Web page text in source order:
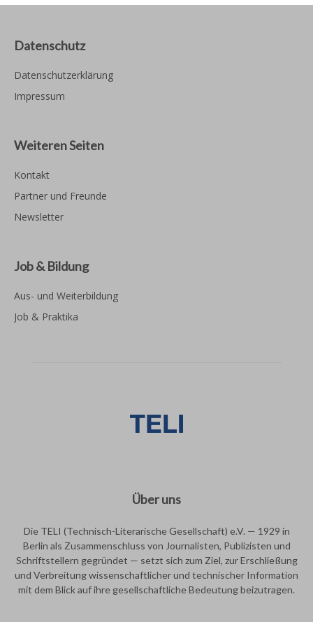
Datenschutz
Datenschutzerklärung
Impressum
Weiteren Seiten
Kontakt
Partner und Freunde
Newsletter
Job & Bildung
Aus- und Weiterbildung
Job & Praktika
Über uns
Die TELI (Technisch-Literarische Gesellschaft) e.V. — 1929 in
Berlin als Zusammenschluss von Journalisten, Publizisten und
Schriftstellern gegründet — setzt sich zum Ziel, zur Erschließung
und Verbreitung wissenschaftlicher und technischer Information
mit dem Blick auf ihre gesellschaftliche Bedeutung beizutragen.